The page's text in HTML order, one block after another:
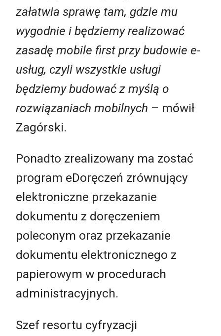
załatwia sprawę tam, gdzie mu
wygodnie i będziemy realizować
zasadę mobile first przy budowie e-
usług, czyli wszystkie usługi
będziemy budować z myślą o
rozwiązaniach mobilnych – mówił
Zagórski.
Ponadto zrealizowany ma zostać
program eDoręczeń zrównujący
elektroniczne przekazanie
dokumentu z doręczeniem
poleconym oraz przekazanie
dokumentu elektronicznego z
papierowym w procedurach
administracyjnych.
Szef resortu cyfryzacji